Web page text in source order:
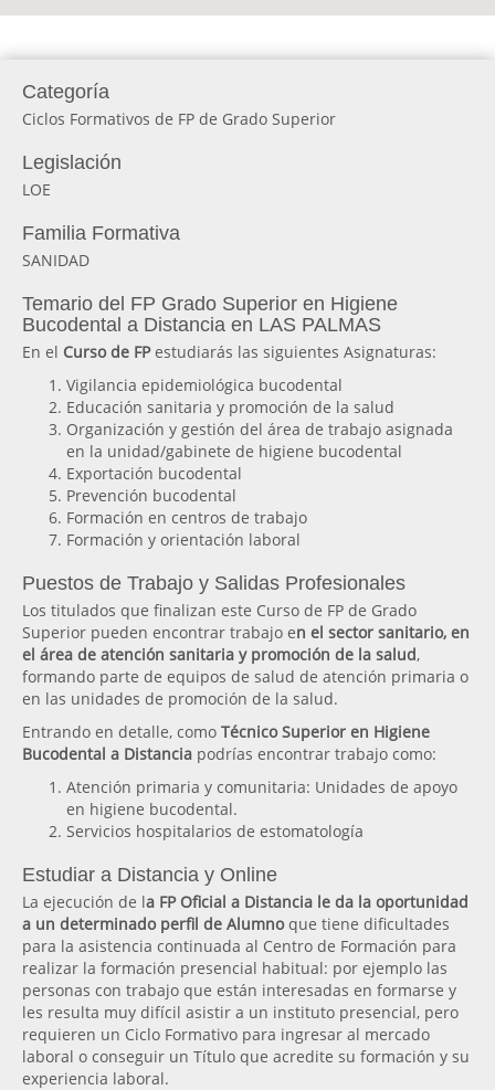
Categoría
Ciclos Formativos de FP de Grado Superior
Legislación
LOE
Familia Formativa
SANIDAD
Temario del FP Grado Superior en Higiene
Bucodental a Distancia en LAS PALMAS
En el Curso de FPestudiarás las siguientes Asignaturas:
Vigilancia epidemiológica bucodental
Educación sanitaria y promoción de la salud
Organización y gestión del área de trabajo asignada
en la unidad/gabinete de higiene bucodental
Exportación bucodental
Prevención bucodental
Formación en centros de trabajo
Formación y orientación laboral
Puestos de Trabajo y Salidas Profesionales
Los titulados que finalizan este Curso de FP de Grado
Superior pueden encontrar trabajo en el sector sanitario, en
el área de atención sanitaria y promoción de la salud,
formando parte de equipos de salud de atención primaria o
en las unidades de promoción de la salud.
Entrando en detalle, como Técnico Superior en Higiene
Bucodental a Distancia podrías encontrar trabajo como:
Atención primaria y comunitaria: Unidades de apoyo
en higiene bucodental.
Servicios hospitalarios de estomatología
Estudiar a Distancia y Online
La ejecución de la FP Oficial a Distancia le da la oportunidad
a un determinado perfil de Alumnoque tiene dificultades
para la asistencia continuada al Centro de Formación para
realizar la formación presencial habitual: por ejemplo las
personas con trabajo que están interesadas en formarse y
les resulta muy difícil asistir a un instituto presencial, pero
requieren un Ciclo Formativo para ingresar al mercado
laboral o conseguir un Título que acredite su formación y su
experiencia laboral.